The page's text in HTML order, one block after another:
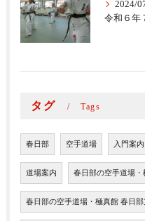
2024/
令和６年
タグ Tags
春日部 空手道場 入門案内
道場案内 春日部の空手道場
春日部の空手道場・極真館 春日部